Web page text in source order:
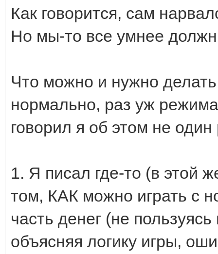
Как говорится, сам
Но мы-то все умнее
Что можно и нужно
нормально, раз уж
говорил я об этом не один
1. Я писал где-то (в этой
том, КАК можно играть с
часть денег (не
объясняя логику игры,